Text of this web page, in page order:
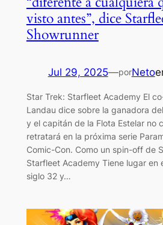
visto antes”, dice
Showrunner
Jul 29, 2025—porNeto
Star Trek: Starfleet Academy El
Landau dice sobre la ganadora
y el capitán de la Flota Estelar no
retratará en la próxima serie
Comic-Con. Como un spin-off de
Starfleet Academy Tiene lugar en
siglo 32 y…